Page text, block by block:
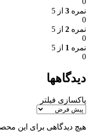
نمره 3 از 5
0
نمره 2 از 5
0
نمره 1 از 5
0
دیدگاهها
پاکسازی فیلتر
هیچ دیدگاهی برای این